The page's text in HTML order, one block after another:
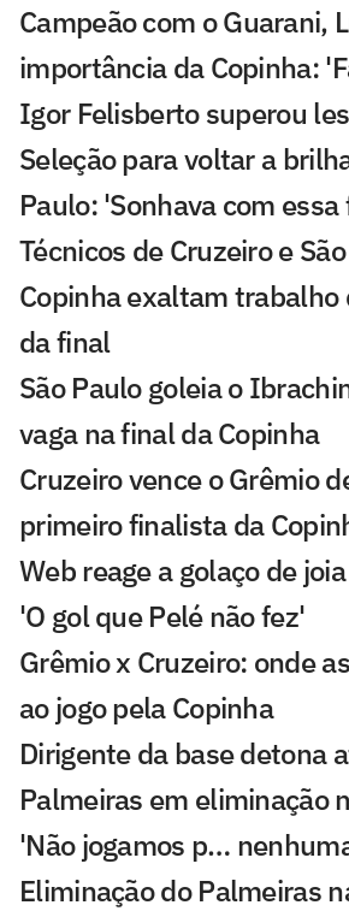
Campeão com o Guarani,
importância da Copinha:
Igor Felisberto superou
Seleção para voltar a
Paulo: 'Sonhava com
Técnicos de Cruzeiro e
Copinha exaltam trabalho
da final
São Paulo goleia o
vaga na final da Copinha
Cruzeiro vence o Grêmio
primeiro finalista da
Web reage a golaço de
'O gol que Pelé não fez'
Grêmio x Cruzeiro: onde
ao jogo pela Copinha
Dirigente da base detona
Palmeiras em eliminação
'Não jogamos p…
Eliminação do Palmeiras